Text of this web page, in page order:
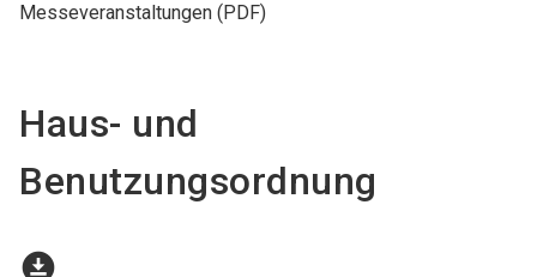
Messeveranstaltungen (PDF)
Haus- und
Benutzungsordnung
download_for_offline